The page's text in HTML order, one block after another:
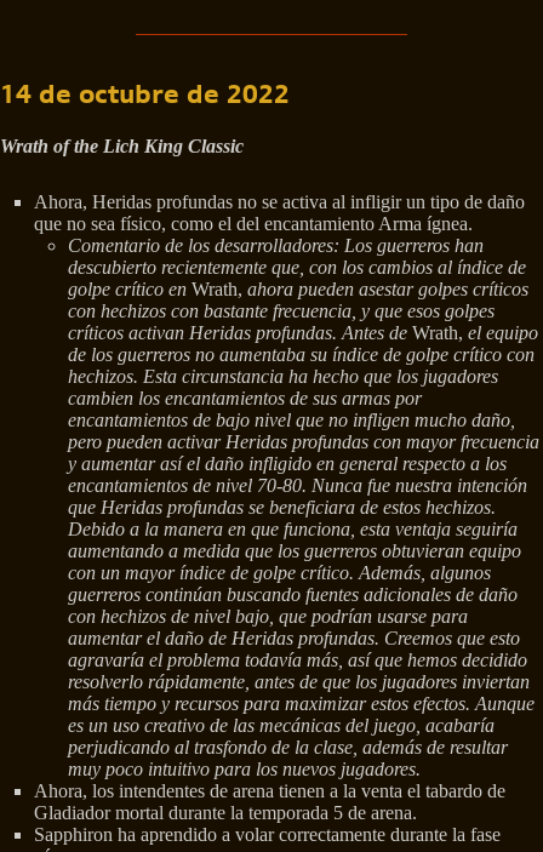
14 de octubre de 2022
Wrath of the Lich King Classic
Ahora, Heridas profundas no se activa al infligir un tipo de daño
que no sea físico, como el del encantamiento Arma ígnea.
Comentario de los desarrolladores: Los guerreros han
descubierto recientemente que, con los cambios al índice de
golpe crítico en Wrath, ahora pueden asestar golpes críticos
con hechizos con bastante frecuencia, y que esos golpes
críticos activan Heridas profundas. Antes de Wrath, el equipo
de los guerreros no aumentaba su índice de golpe crítico con
hechizos. Esta circunstancia ha hecho que los jugadores
cambien los encantamientos de sus armas por
encantamientos de bajo nivel que no infligen mucho daño,
pero pueden activar Heridas profundas con mayor frecuencia
y aumentar así el daño infligido en general respecto a los
encantamientos de nivel 70-80. Nunca fue nuestra intención
que Heridas profundas se beneficiara de estos hechizos.
Debido a la manera en que funciona, esta ventaja seguiría
aumentando a medida que los guerreros obtuvieran equipo
con un mayor índice de golpe crítico. Además, algunos
guerreros continúan buscando fuentes adicionales de daño
con hechizos de nivel bajo, que podrían usarse para
aumentar el daño de Heridas profundas. Creemos que esto
agravaría el problema todavía más, así que hemos decidido
resolverlo rápidamente, antes de que los jugadores inviertan
más tiempo y recursos para maximizar estos efectos. Aunque
es un uso creativo de las mecánicas del juego, acabaría
perjudicando al trasfondo de la clase, además de resultar
muy poco intuitivo para los nuevos jugadores.
Ahora, los intendentes de arena tienen a la venta el tabardo de
Gladiador mortal durante la temporada 5 de arena.
Sapphiron ha aprendido a volar correctamente durante la fase